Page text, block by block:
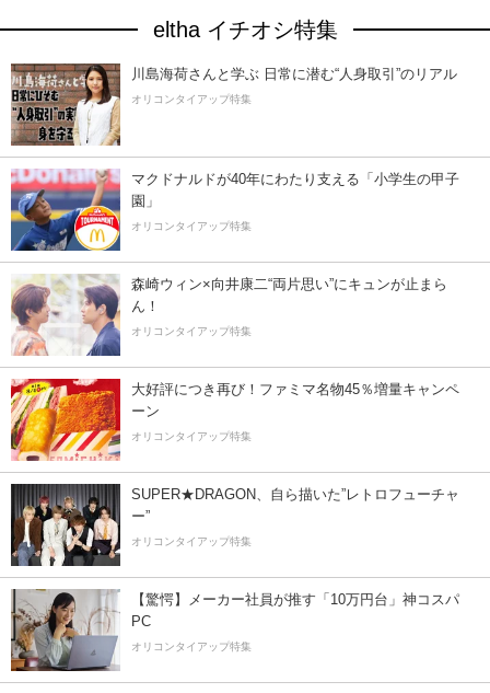
eltha イチオシ特集
川島海荷さんと学ぶ 日常に潜む“人身取引”のリアル
オリコンタイアップ特集
マクドナルドが40年にわたり支える「小学生の甲子
園」
オリコンタイアップ特集
森崎ウィン×向井康二“両片思い”にキュンが止まら
ん！
オリコンタイアップ特集
大好評につき再び！ファミマ名物45％増量キャンペ
ーン
オリコンタイアップ特集
SUPER★DRAGON、自ら描いた”レトロフューチャ
ー”
オリコンタイアップ特集
【驚愕】メーカー社員が推す「10万円台」神コスパ
PC
オリコンタイアップ特集